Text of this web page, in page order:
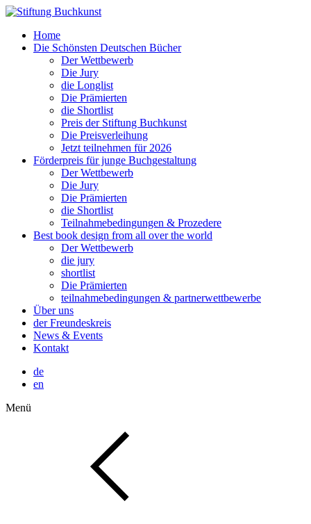
Home
Die Schönsten Deutschen Bücher
Der Wettbewerb
Die Jury
die Longlist
Die Prämierten
die Shortlist
Preis der Stiftung Buchkunst
Die Preisverleihung
Jetzt teilnehmen für 2026
Förderpreis für junge Buchgestaltung
Der Wettbewerb
Die Jury
Die Prämierten
die Shortlist
Teilnahmebedingungen & Prozedere
Best book design from all over the world
Der Wettbewerb
die jury
shortlist
Die Prämierten
teilnahmebedingungen & partnerwettbewerbe
Über uns
der Freundeskreis
News & Events
Kontakt
de
en
Menü